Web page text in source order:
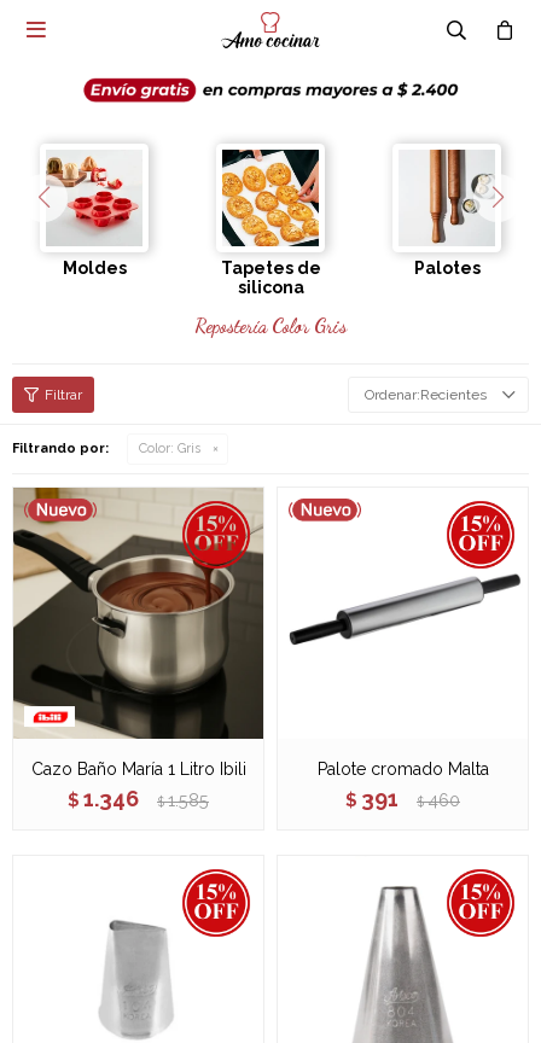

Moldes
Tapetes de
silicona
Palotes
Repostería Color Gris
Recientes
Filtrando por: Color: Gris
Cazo Baño María 1 Litro Ibili
$ 1.346 $ 1.585
Palote cromado Malta
$ 391 $ 460